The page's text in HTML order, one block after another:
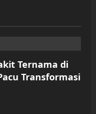
Ternama di
Transformasi